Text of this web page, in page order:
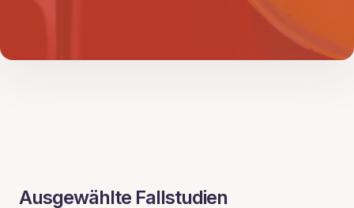
Ausgewählte Fallstudien